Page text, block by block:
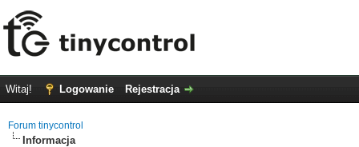
Witaj! Logowanie Rejestracja
Forum tinycontrol
Informacja